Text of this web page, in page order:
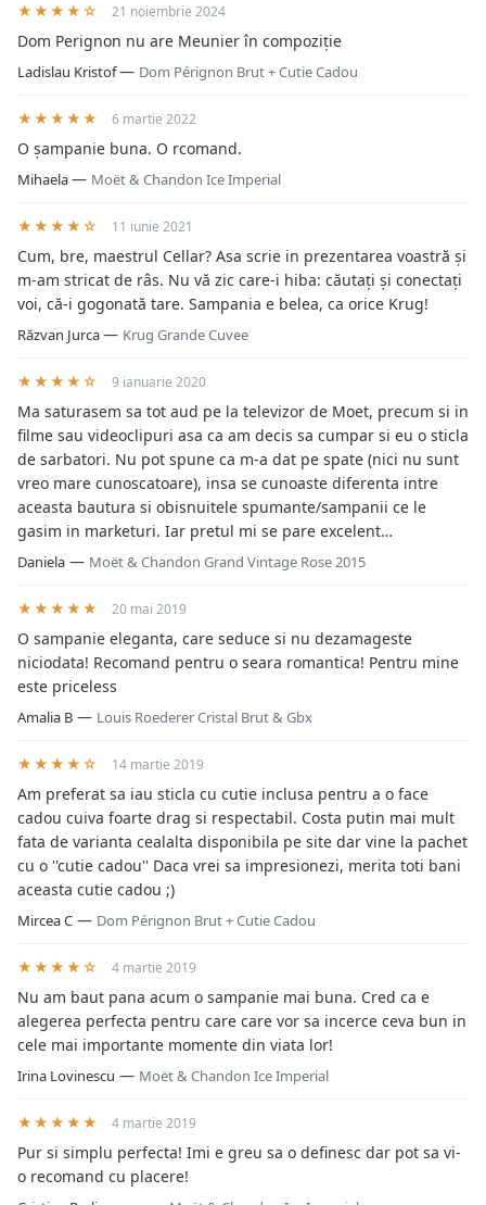
★★★★☆ 21 noiembrie 2024
Dom Perignon nu are Meunier în compoziție
Ladislau Kristof— Dom Pérignon Brut + Cutie Cadou
★★★★★ 6 martie 2022
O șampanie buna. O rcomand.
Mihaela— Moët & Chandon Ice Imperial
★★★★☆ 11 iunie 2021
Cum, bre, maestrul Cellar? Asa scrie in prezentarea voastră și
m-am stricat de râs. Nu vă zic care-i hiba: căutați și conectați
voi, că-i gogonată tare. Sampania e belea, ca orice Krug!
Răzvan Jurca— Krug Grande Cuvee
★★★★☆ 9 ianuarie 2020
Ma saturasem sa tot aud pe la televizor de Moet, precum si in
filme sau videoclipuri asa ca am decis sa cumpar si eu o sticla
de sarbatori. Nu pot spune ca m-a dat pe spate (nici nu sunt
vreo mare cunoscatoare), insa se cunoaste diferenta intre
aceasta bautura si obisnuitele spumante/sampanii ce le
gasim in marketuri. Iar pretul mi se pare excelent…
Daniela — Moët & Chandon Grand Vintage Rose 2015
★★★★★ 20 mai 2019
O sampanie eleganta, care seduce si nu dezamageste
niciodata! Recomand pentru o seara romantica! Pentru mine
este priceless
Amalia B — Louis Roederer Cristal Brut & Gbx
★★★★☆ 14 martie 2019
Am preferat sa iau sticla cu cutie inclusa pentru a o face
cadou cuiva foarte drag si respectabil. Costa putin mai mult
fata de varianta cealalta disponibila pe site dar vine la pachet
cu o ''cutie cadou'' Daca vrei sa impresionezi, merita toti bani
aceasta cutie cadou ;)
Mircea C — Dom Pérignon Brut + Cutie Cadou
★★★★☆ 4 martie 2019
Nu am baut pana acum o sampanie mai buna. Cred ca e
alegerea perfecta pentru care care vor sa incerce ceva bun in
cele mai importante momente din viata lor!
Irina Lovinescu — Moët & Chandon Ice Imperial
★★★★★ 4 martie 2019
Pur si simplu perfecta! Imi e greu sa o definesc dar pot sa vi-
o recomand cu placere!